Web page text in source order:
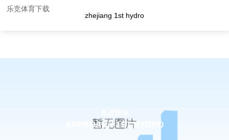
企业荣誉-乐竞体育下载
乐竞体育下载
zhejiang 1st hydro
APPROACH 1ST HYDRO